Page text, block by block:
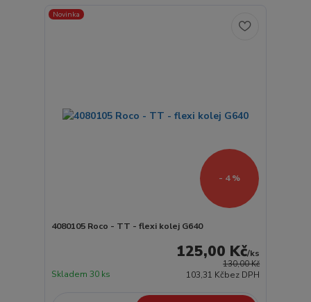
Novinka
- 4 %
4080105 Roco - TT - flexi kolej G640
130,00 Kč
125,00 Kč/ks
103,31 Kčbez DPH
Skladem 30 ks